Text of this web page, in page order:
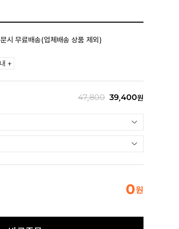
시 무료배송(업체배송 상품 제외)
+
47,800 39,400원
0원